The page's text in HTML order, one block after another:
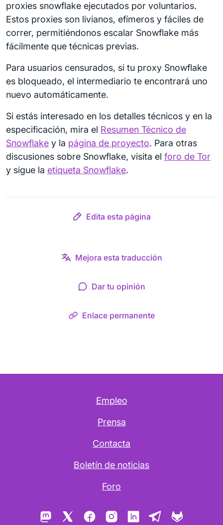
proxies snowflake ejecutados por voluntarios.
Estos proxies son livianos, efímeros y fáciles de
correr, permitiéndonos escalar Snowflake más
fácilmente que técnicas previas.
Para usuarios censurados, si tu proxy Snowflake
es bloqueado, el intermediario te encontrará uno
nuevo automáticamente.
Si estás interesado en los detalles técnicos y en la
especificación, mira el Resumen Técnico de
Snowflake y la página de proyecto. Para otras
discusiones sobre Snowflake, visita el foro de Tor
y sigue la etiqueta Snowflake.
Edita esta página
Mejora esta traducción
Dar tu opinión
Enlace permanente
Empleo
Prensa
Contacta
Boletín de noticias
Foro
Mastodon FacebookInstagramLinkedInTelegram